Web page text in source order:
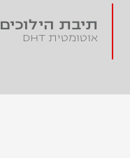
תיבת הילוכים
אוטומטית DHT